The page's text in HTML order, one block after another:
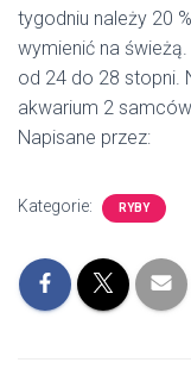
tygodniu należy 20
wymienić na
od 24 do 28 stopni.
akwarium 2
Napisane przez:
Kategorie: RYBY